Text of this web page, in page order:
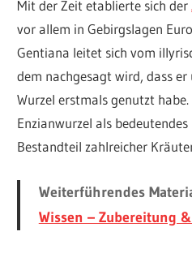
Mit der Zeit etablierte sich der
vor allem in Gebirgslagen
Gentiana leitet sich vom
dem nachgesagt wird, dass er
Wurzel erstmals genutzt
Enzianwurzel als
Bestandteil zahlreicher
Weiterführendes
Wissen – Zubereitung